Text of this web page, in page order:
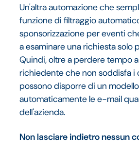
Un'altra automazione che
funzione di filtraggio
sponsorizzazione per eventi
a esaminare una richiesta solo
Quindi, oltre a perdere tempo
richiedente che non soddisfa i
possono disporre di un
automaticamente le e-mail
dell'azienda.
Non lasciare indietro nessun